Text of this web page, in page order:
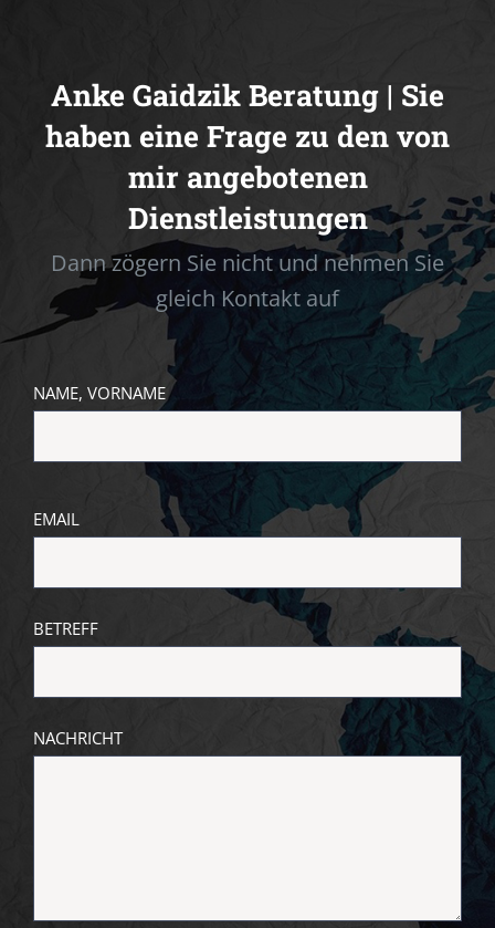
Anke Gaidzik Beratung | Sie
haben eine Frage zu den von
mir angebotenen
Dienstleistungen
Dann zögern Sie nicht und nehmen Sie
gleich Kontakt auf
NAME, VORNAME
EMAIL
BETREFF
NACHRICHT